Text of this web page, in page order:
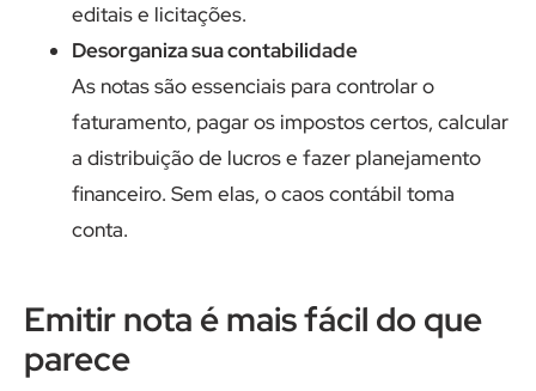
editais e licitações.
Desorganiza sua contabilidade
As notas são essenciais para controlar o
faturamento, pagar os impostos certos, calcular
a distribuição de lucros e fazer planejamento
financeiro. Sem elas, o caos contábil toma
conta.
Emitir nota é mais fácil do que
parece